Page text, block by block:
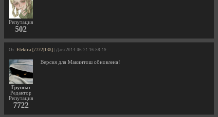
Репутация
502
От: Elektra [7722|138] | Дата 2014-06-21 16:58:19
Группа:
Редактор
Репутация
7722
Версия для Макинтош обновлена!